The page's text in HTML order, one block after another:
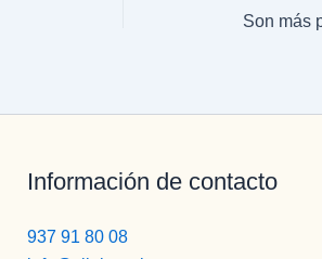
Información de contacto
937 91 80 08